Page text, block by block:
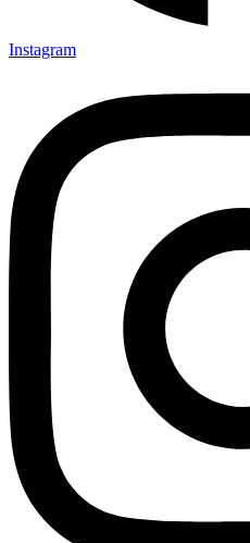
Instagram